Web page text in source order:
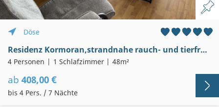
Döse
Residenz Kormoran,strandnahe rauch- und tierfreie 2-Zi-Wohnung mit Balkon, Schwimmbad, Sauna, Garage, WLAN,
4 Personen 1 Schlafzimmer 48m²
ab 408,00 €
bis 4 Pers. / 7 Nächte